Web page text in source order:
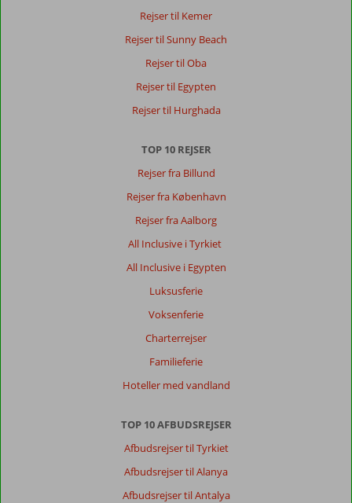
Rejser til Kemer
Rejser til Sunny Beach
Rejser til Oba
Rejser til Egypten
Rejser til Hurghada
TOP 10 REJSER
Rejser fra Billund
Rejser fra København
Rejser fra Aalborg
All Inclusive i Tyrkiet
All Inclusive i Egypten
Luksusferie
Voksenferie
Charterrejser
Familieferie
Hoteller med vandland
TOP 10 AFBUDSREJSER
Afbudsrejser til Tyrkiet
Afbudsrejser til Alanya
Afbudsrejser til Antalya